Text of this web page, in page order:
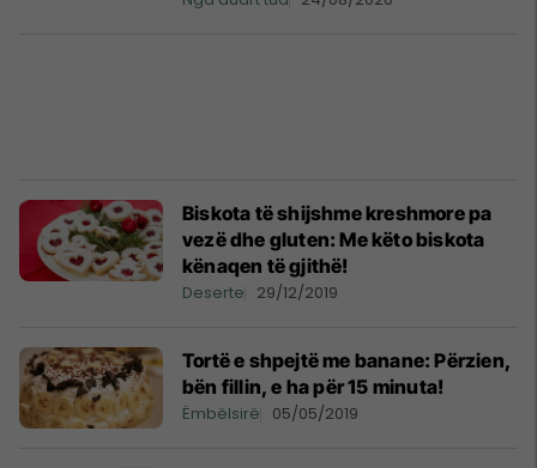
Biskota të shijshme kreshmore pa
vezë dhe gluten: Me këto biskota
kënaqen të gjithë!
Deserte 29/12/2019
Tortë e shpejtë me banane: Përzien,
bën fillin, e ha për 15 minuta!
Ëmbëlsirë 05/05/2019